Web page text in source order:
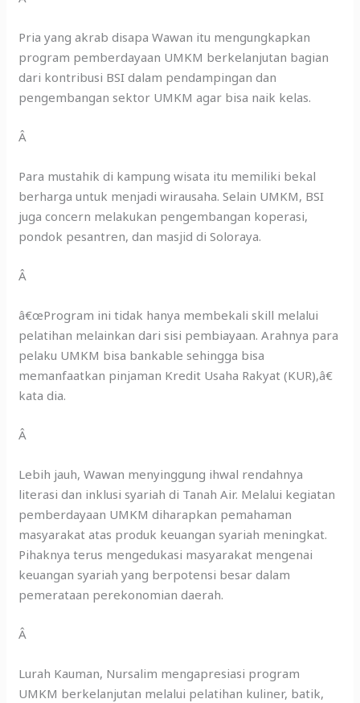
Pria yang akrab disapa Wawan itu mengungkapkan
program pemberdayaan UMKM berkelanjutan bagian
dari kontribusi BSI dalam pendampingan dan
pengembangan sektor UMKM agar bisa naik kelas.
Â
Para mustahik di kampung wisata itu memiliki bekal
berharga untuk menjadi wirausaha. Selain UMKM, BSI
juga concern melakukan pengembangan koperasi,
pondok pesantren, dan masjid di Soloraya.
Â
â€œProgram ini tidak hanya membekali skill melalui
pelatihan melainkan dari sisi pembiayaan. Arahnya para
pelaku UMKM bisa bankable sehingga bisa
memanfaatkan pinjaman Kredit Usaha Rakyat (KUR),â€
kata dia.
Â
Lebih jauh, Wawan menyinggung ihwal rendahnya
literasi dan inklusi syariah di Tanah Air. Melalui kegiatan
pemberdayaan UMKM diharapkan pemahaman
masyarakat atas produk keuangan syariah meningkat.
Pihaknya terus mengedukasi masyarakat mengenai
keuangan syariah yang berpotensi besar dalam
pemerataan perekonomian daerah.
Â
Lurah Kauman, Nursalim mengapresiasi program
UMKM berkelanjutan melalui pelatihan kuliner, batik,